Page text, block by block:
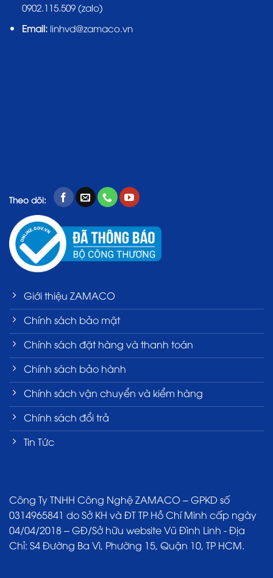
0902.115.509 (zalo)
Email:linhvd@zamaco.vn
Theo dõi:
Giới thiệu ZAMACO
Chính sách bảo mật
Chính sách đặt hàng và thanh toán
Chính sách bảo hành
Chính sách vận chuyển và kiểm hàng
Chính sách đổi trả
Tin Tức
Công Ty TNHH Công Nghệ ZAMACO – GPKD số
0314965841 do Sở KH và ĐT TP Hồ Chí Minh cấp ngày
04/04/2018 – GĐ/Sở hữu website Vũ Đình Linh - Địa
Chỉ: S4 Đường Ba Vì, Phường 15, Quận 10, TP HCM.